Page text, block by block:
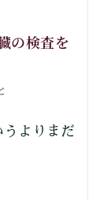
の検査を
うよりまだ